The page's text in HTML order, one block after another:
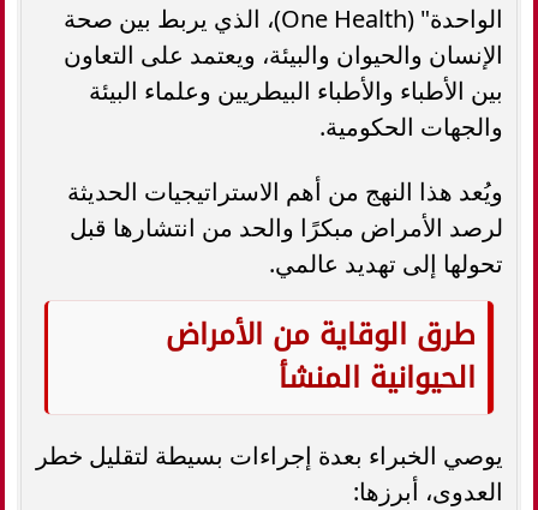
الواحدة" (One Health)، الذي يربط بين صحة
الإنسان والحيوان والبيئة، ويعتمد على التعاون
بين الأطباء والأطباء البيطريين وعلماء البيئة
والجهات الحكومية.
ويُعد هذا النهج من أهم الاستراتيجيات الحديثة
لرصد الأمراض مبكرًا والحد من انتشارها قبل
تحولها إلى تهديد عالمي.
طرق الوقاية من الأمراض
الحيوانية المنشأ
يوصي الخبراء بعدة إجراءات بسيطة لتقليل خطر
العدوى، أبرزها: